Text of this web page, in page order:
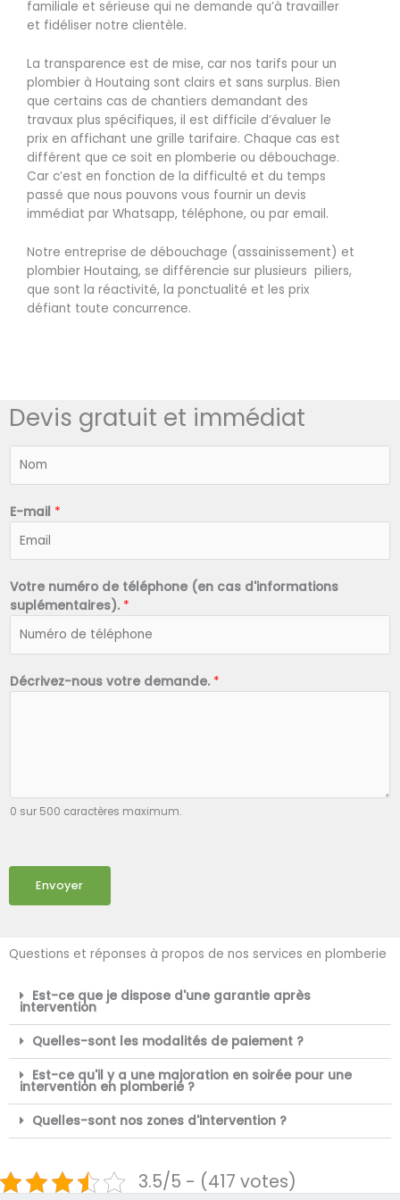
familiale et sérieuse qui ne demande qu’à travailler
et fidéliser notre clientèle.
La transparence est de mise, car nos tarifs pour un
plombier à Houtaing sont clairs et sans surplus. Bien
que certains cas de chantiers demandant des
travaux plus spécifiques, il est difficile d’évaluer le
prix en affichant une grille tarifaire. Chaque cas est
différent que ce soit en plomberie ou débouchage.
Car c’est en fonction de la difficulté et du temps
passé que nous pouvons vous fournir un devis
immédiat par Whatsapp, téléphone, ou par email.
Notre entreprise de débouchage (assainissement) et
plombier Houtaing, se différencie sur plusieurs piliers,
que sont la réactivité, la ponctualité et les prix
défiant toute concurrence.
Devis gratuit et immédiat
*
E-mail *
Votre numéro de téléphone (en cas d'informations
suplémentaires). *
Décrivez-nous votre demande. *
0 sur 500 caractères maximum.
Envoyer
Questions et réponses à propos de nos services en plomberie
Est-ce que je dispose d'une garantie après
intervention
Quelles-sont les modalités de paiement ?
Est-ce qu'il y a une majoration en soirée pour une
intervention en plomberie ?
Quelles-sont nos zones d'intervention ?
3.5/5 - (417 votes)